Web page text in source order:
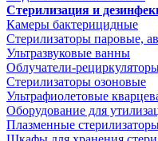
Стерилизация и
Камеры бактерицидные
Стерилизаторы паровые,
Ультразвуковые ванны
Облучатели-
Стерилизаторы озоновые
Ультрафиолетовые
Оборудование для
Плазменные